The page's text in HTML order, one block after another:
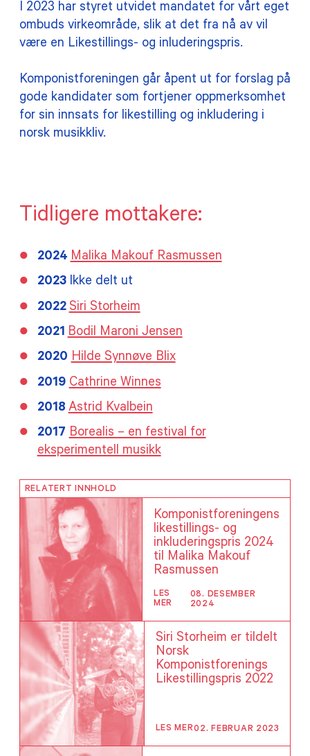
I 2023 har styret utvidet mandatet for vårt eget
ombuds virkeområde, slik at det fra nå av vil
være en Likestillings- og inluderingspris.
Komponistforeningen går åpent ut for forslag på
gode kandidater som fortjener oppmerksomhet
for sin innsats for likestilling og inkludering i
norsk musikkliv.
Tidligere mottakere:
2024 Malika Makouf Rasmussen
2023 Ikke delt ut
2022 Siri Storheim
2021 Bodil Maroni Jensen
2020 Hilde Synnøve Blix
2019 Cathrine Winnes
2018Astrid Kvalbein
2017 Borealis – en festival for
eksperimentell musikk
RELATERT INNHOLD
Komponistforeningens
likestillings- og
inkluderingspris 2024
til Malika Makouf
Rasmussen
LES
MER
08. DESEMBER
2024
Siri Storheim er tildelt
Norsk
Komponistforenings
Likestillingspris 2022
LES MER02. FEBRUAR 2023